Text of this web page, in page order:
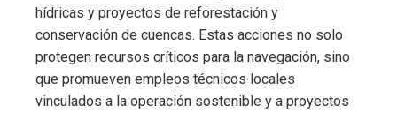
hídricas y proyectos de reforestación y
conservación de cuencas. Estas acciones no solo
protegen recursos críticos para la navegación, sino
que promueven empleos técnicos locales
vinculados a la operación sostenible y a proyectos